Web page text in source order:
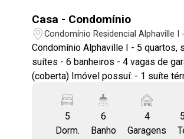
Casa - Condomínio
Condomínio Residencial Alphaville I
dos Campos/SP
Condomínio Alphaville I - 5 quartos,
suítes - 6 banheiros - 4 vagas de garagem
(coberta) Imóvel possuí: - 1 suíte térrea,
no piso superior - Suíte master com
fechado, banheiro espaçoso com
banheira de imersão, sacada com
5
Dorm.
6
Banho
4
Garagens